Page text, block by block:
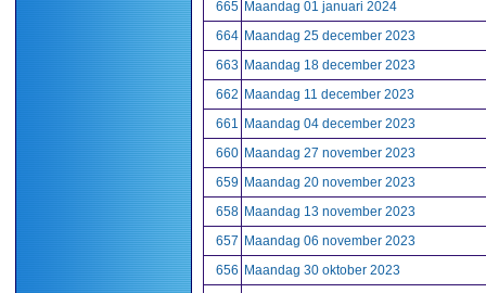
665 Maandag 01 januari 2024
664 Maandag 25 december 2023
663 Maandag 18 december 2023
662 Maandag 11 december 2023
661 Maandag 04 december 2023
660 Maandag 27 november 2023
659 Maandag 20 november 2023
658 Maandag 13 november 2023
657 Maandag 06 november 2023
656 Maandag 30 oktober 2023